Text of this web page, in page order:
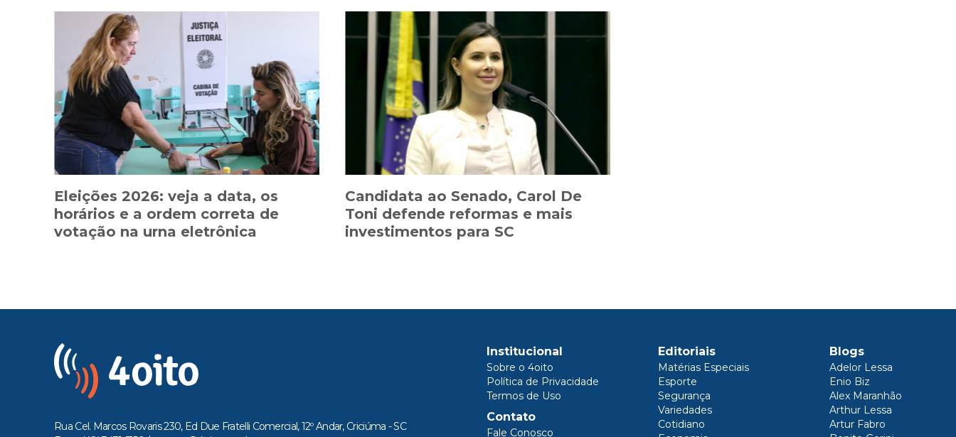
Eleições 2026: veja a data, os
horários e a ordem correta de
votação na urna eletrônica
Candidata ao Senado, Carol De
Toni defende reformas e mais
investimentos para SC
Rua Cel. Marcos Rovaris 230, Ed Due Fratelli Comercial, 12º Andar, Criciúma - SC
Institucional
Sobre o 4oito
Política de Privacidade
Termos de Uso
Contato
Fale Conosco
Editoriais
Matérias Especiais
Esporte
Segurança
Variedades
Cotidiano
Blogs
Adelor Lessa
Enio Biz
Alex Maranhão
Arthur Lessa
Artur Fabro